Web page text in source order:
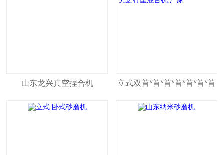
山东龙兴真空捏合机 立式双首*首*首*首*首*首*首
先进行星混合机,厂家